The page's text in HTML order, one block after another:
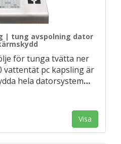
| tung avspolning dator
för tunga tvätta ner
vattentät pc kapsling är
hela datorsystem…
Visa